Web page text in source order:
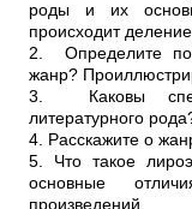
pоды и их
происходит
2. Определите
жанр?
3. Каковы
литературного
4. Расскажите о
5. Что такое
основные
произведений.